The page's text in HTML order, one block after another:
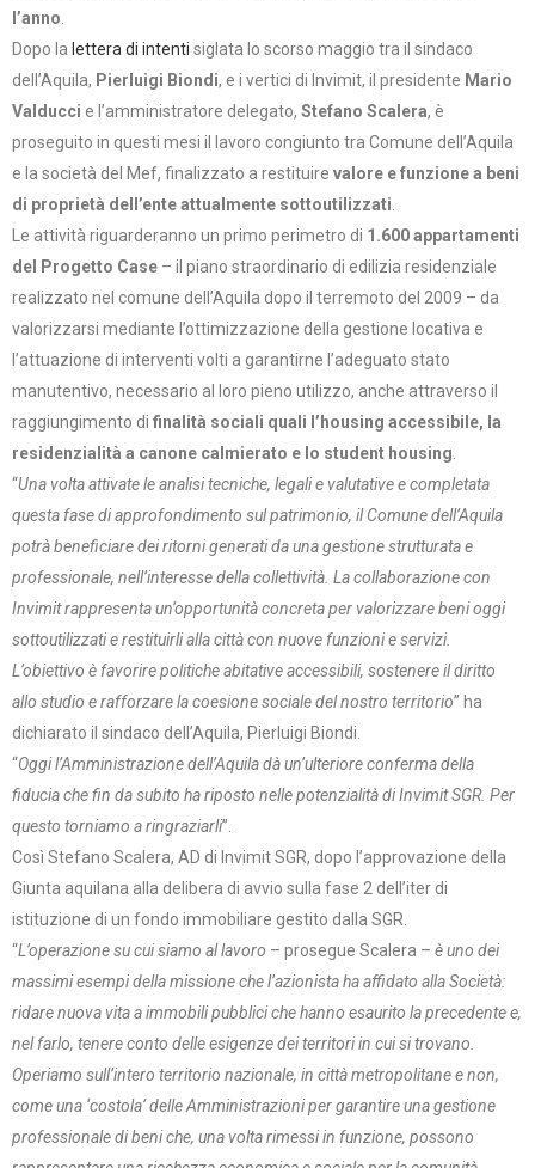
l’anno
Dopo la lettera di intenti siglata lo scorso maggio tra il sindaco
dell’Aquila, Pierluigi Biondi, e i vertici di Invimit, il presidente Mario
Valducci e l’amministratore delegato, Stefano Scalera, è
proseguito in questi mesi il lavoro congiunto tra Comune dell’Aquila
e la società del Mef, finalizzato a restituire valore e funzione a beni
di proprietà dell’ente attualmente sottoutilizzati
Le attività riguarderanno un primo perimetro di 1.600 appartamenti
del Progetto Case – il piano straordinario di edilizia residenziale
realizzato nel comune dell’Aquila dopo il terremoto del 2009 – da
valorizzarsi mediante l’ottimizzazione della gestione locativa e
l’attuazione di interventi volti a garantirne l’adeguato stato
manutentivo, necessario al loro pieno utilizzo, anche attraverso il
raggiungimento di finalità sociali quali l’housing accessibile, la
residenzialità a canone calmierato e lo student housing
“Una volta attivate le analisi tecniche, legali e valutative e completata
questa fase di approfondimento sul patrimonio, il Comune dell’Aquila
potrà beneficiare dei ritorni generati da una gestione strutturata e
professionale, nell’interesse della collettività. La collaborazione con
Invimit rappresenta un’opportunità concreta per valorizzare beni oggi
sottoutilizzati e restituirli alla città con nuove funzioni e servizi.
L’obiettivo è favorire politiche abitative accessibili, sostenere il diritto
allo studio e rafforzare la coesione sociale del nostro territorio” ha
dichiarato il sindaco dell’Aquila, Pierluigi Biondi.
“Oggi l’Amministrazione dell’Aquila dà un’ulteriore conferma della
fiducia che fin da subito ha riposto nelle potenzialità di Invimit SGR. Per
questo torniamo a ringraziarli”.
Così Stefano Scalera, AD di Invimit SGR, dopo l’approvazione della
Giunta aquilana alla delibera di avvio sulla fase 2 dell’iter di
istituzione di un fondo immobiliare gestito dalla SGR.
“L’operazione su cui siamo al lavoro – prosegue Scalera – è uno dei
massimi esempi della missione che l’azionista ha affidato alla Società:
ridare nuova vita a immobili pubblici che hanno esaurito la precedente e,
nel farlo, tenere conto delle esigenze dei territori in cui si trovano.
Operiamo sull’intero territorio nazionale, in città metropolitane e non,
come una ‘costola’ delle Amministrazioni per garantire una gestione
professionale di beni che, una volta rimessi in funzione, possono